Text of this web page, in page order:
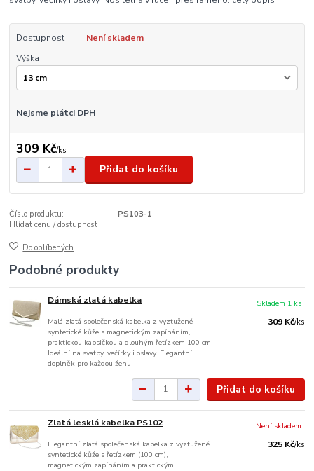
Dostupnost
Není skladem
Výška
Nejsme plátci DPH
309 Kč/ks
Přidat do košíku
Číslo produktu:
PS103-1
Hlídat cenu / dostupnost
Do oblíbených
Podobné produkty
Dámská zlatá kabelka
Malá zlatá společenská kabelka z vyztužené
syntetické kůže s magnetickým zapínáním,
praktickou kapsičkou a dlouhým řetízkem 100 cm.
Ideální na svatby, večírky i oslavy. Elegantní
doplněk pro každou ženu.
309 Kč/ks
Skladem 1 ks
Přidat do košíku
Zlatá lesklá kabelka PS102
Elegantní zlatá společenská kabelka z vyztužené
syntetické kůže s řetízkem (100 cm),
magnetickým zapínáním a praktickými
325 Kč/ks
Není skladem